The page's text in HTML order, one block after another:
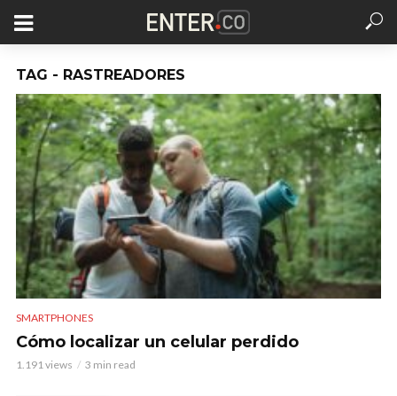
TAG - RASTREADORES
SMARTPHONES
Cómo localizar un celular perdido
1.191 views 3 min read